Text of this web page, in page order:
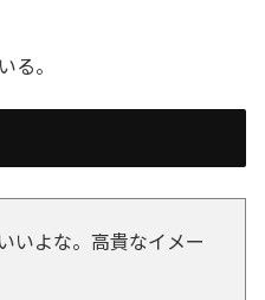
る。
いよな。高貴なイメー